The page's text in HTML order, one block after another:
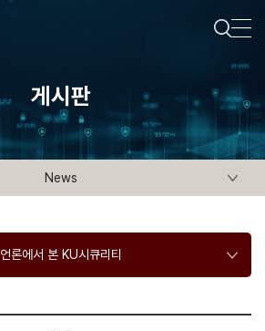
게시판
News
언론에서 본 KU시큐리티